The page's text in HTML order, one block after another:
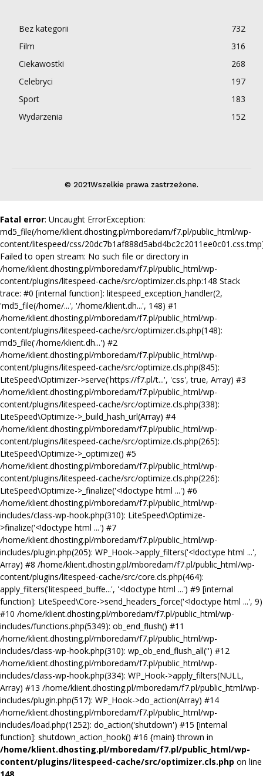
Bez kategorii
732
Film
316
Ciekawostki
268
Celebryci
197
Sport
183
Wydarzenia
152
© 2021Wszelkie prawa zastrzeżone.
Fatal error: Uncaught ErrorException:
md5_file(/home/klient.dhosting.pl/mboredam/f7.pl/public_html/wp-
content/litespeed/css/
Failed to open stream: No such file or directory in
/home/klient.dhosting.pl/mboredam/f7.pl/public_html/wp-
content/plugins/litespeed-cache/src/optimizer.cls.php:148 Stack
trace: #0 [internal function]: litespeed_exception_handler(2,
'md5_file(/home/...', '/home/klient.dh...', 148) #1
/home/klient.dhosting.pl/mboredam/f7.pl/public_html/wp-
content/plugins/litespeed-cache/src/optimizer.cls.php(148):
md5_file('/home/klient.dh...') #2
/home/klient.dhosting.pl/mboredam/f7.pl/public_html/wp-
content/plugins/litespeed-cache/src/optimize.cls.php(845):
LiteSpeed\Optimizer->serve('https://f7.pl/t...', 'css', true, Array) #3
/home/klient.dhosting.pl/mboredam/f7.pl/public_html/wp-
content/plugins/litespeed-cache/src/optimize.cls.php(338):
LiteSpeed\Optimize->_build_hash_url(Array) #4
/home/klient.dhosting.pl/mboredam/f7.pl/public_html/wp-
content/plugins/litespeed-cache/src/optimize.cls.php(265):
LiteSpeed\Optimize->_optimize() #5
/home/klient.dhosting.pl/mboredam/f7.pl/public_html/wp-
content/plugins/litespeed-cache/src/optimize.cls.php(226):
LiteSpeed\Optimize->_finalize('<!doctype html ...') #6
/home/klient.dhosting.pl/mboredam/f7.pl/public_html/wp-
includes/class-wp-hook.php(310): LiteSpeed\Optimize-
>finalize('<!doctype html ...') #7
/home/klient.dhosting.pl/mboredam/f7.pl/public_html/wp-
includes/plugin.php(205): WP_Hook->apply_filters('<!doctype html ...',
Array) #8 /home/klient.dhosting.pl/mboredam/f7.pl/public_html/wp-
content/plugins/litespeed-cache/src/core.cls.php(464):
apply_filters('litespeed_buffe...', '<!doctype html ...') #9 [internal
function]: LiteSpeed\Core->send_headers_force('<!doctype html ...', 9)
#10 /home/klient.dhosting.pl/mboredam/f7.pl/public_html/wp-
includes/functions.php(5349): ob_end_flush() #11
/home/klient.dhosting.pl/mboredam/f7.pl/public_html/wp-
includes/class-wp-hook.php(310): wp_ob_end_flush_all('') #12
/home/klient.dhosting.pl/mboredam/f7.pl/public_html/wp-
includes/class-wp-hook.php(334): WP_Hook->apply_filters(NULL,
Array) #13 /home/klient.dhosting.pl/mboredam/f7.pl/public_html/wp-
includes/plugin.php(517): WP_Hook->do_action(Array) #14
/home/klient.dhosting.pl/mboredam/f7.pl/public_html/wp-
includes/load.php(1252): do_action('shutdown') #15 [internal
function]: shutdown_action_hook() #16 {main} thrown in
/home/klient.dhosting.pl/mboredam/f7.pl/public_html/wp-
content/plugins/litespeed-cache/src/optimizer.cls.php on line
148